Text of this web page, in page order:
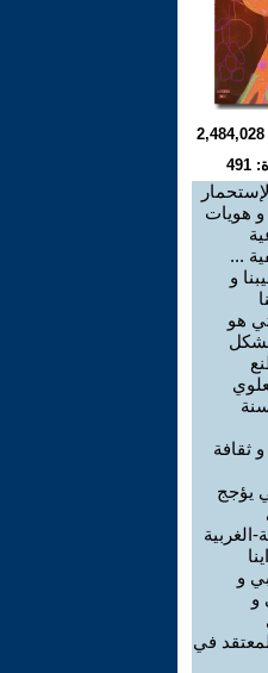
و هويات
...
و
هو
ثقافة
يؤجج
الغربية
و
و
في